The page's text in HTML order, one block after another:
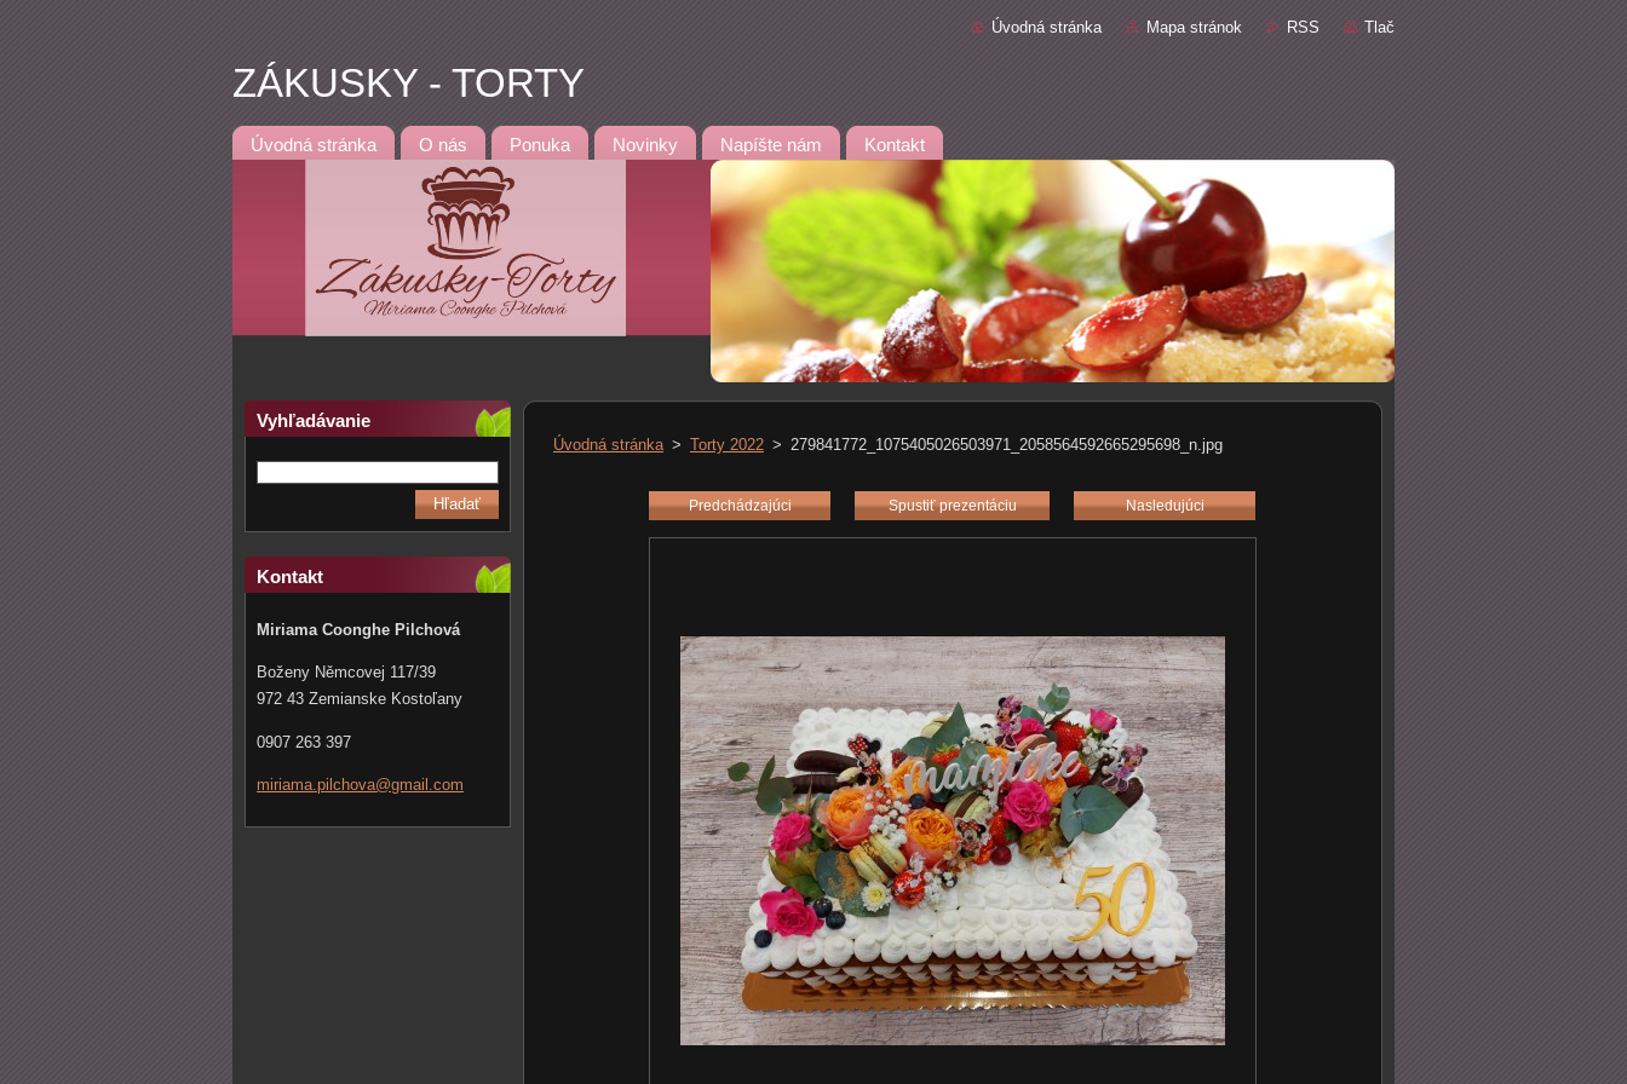
Úvodná stránka Mapa stránok RSS Tlač
ZÁKUSKY - TORTY
Úvodná stránka O nás Ponuka Novinky Napíšte nám Kontakt
Vyhľadávanie
Kontakt
Miriama Coonghe Pilchová
Boženy Němcovej 117/39
972 43 Zemianske Kostoľany
0907 263 397
miriama. pilchova@gmail.com
Úvodná stránka > Torty 2022 > 279841772_1075405026503971_2058564592665295698_n.jpg
Predchádzajúci Spustiť prezentáciu Nasledujúci